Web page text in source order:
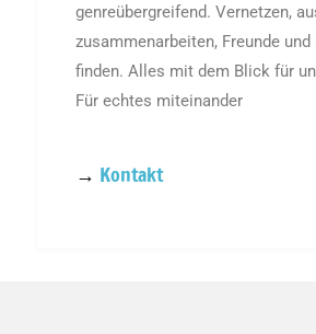
genreübergreifend. Vernetzen,
zusammenarbeiten, Freunde und
finden. Alles mit dem Blick für
Für echtes miteinander
→ Kontakt